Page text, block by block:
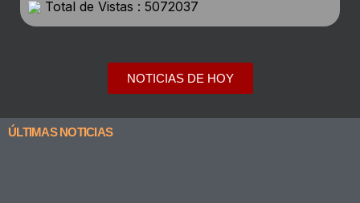
Total de Vistas : 5072037
NOTICIAS DE HOY
ÚLTIMAS NOTICIAS